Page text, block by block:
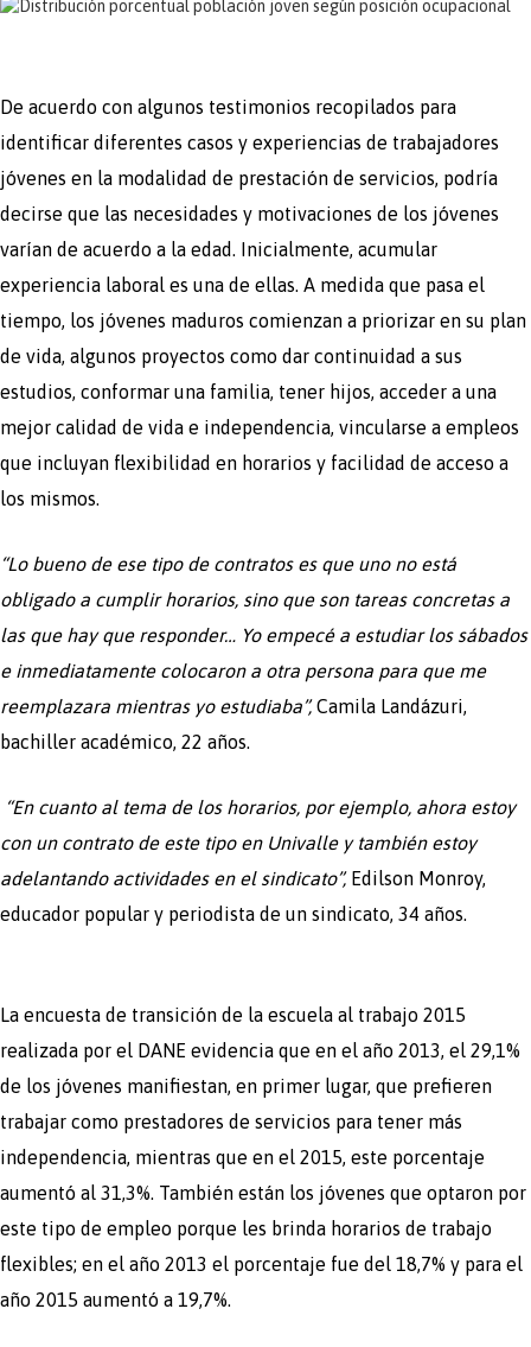
De acuerdo con algunos testimonios recopilados para
identificar diferentes casos y experiencias de trabajadores
jóvenes en la modalidad de prestación de servicios, podría
decirse que las necesidades y motivaciones de los jóvenes
varían de acuerdo a la edad. Inicialmente, acumular
experiencia laboral es una de ellas. A medida que pasa el
tiempo, los jóvenes maduros comienzan a priorizar en su plan
de vida, algunos proyectos como dar continuidad a sus
estudios, conformar una familia, tener hijos, acceder a una
mejor calidad de vida e independencia, vincularse a empleos
que incluyan flexibilidad en horarios y facilidad de acceso a
los mismos.
“Lo bueno de ese tipo de contratos es que uno no está
obligado a cumplir horarios, sino que son tareas concretas a
las que hay que responder… Yo empecé a estudiar los sábados
e inmediatamente colocaron a otra persona para que me
reemplazara mientras yo estudiaba”,Camila Landázuri,
bachiller académico, 22 años.
“En cuanto al tema de los horarios, por ejemplo, ahora estoy
con un contrato de este tipo en Univalle y también estoy
adelantando actividades en el sindicato”,Edilson Monroy,
educador popular y periodista de un sindicato, 34 años.
La encuesta de transición de la escuela al trabajo 2015
realizada por el DANE evidencia que en el año 2013, el 29,1%
de los jóvenes manifiestan, en primer lugar, que prefieren
trabajar como prestadores de servicios para tener más
independencia, mientras que en el 2015, este porcentaje
aumentó al 31,3%. También están los jóvenes que optaron por
este tipo de empleo porque les brinda horarios de trabajo
flexibles; en el año 2013 el porcentaje fue del 18,7% y para el
año 2015 aumentó a 19,7%.